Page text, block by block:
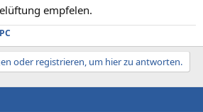
empfelen.
oder registrieren, um hier zu antworten.